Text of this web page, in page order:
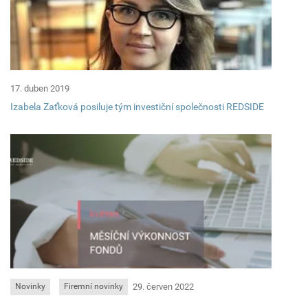
17. duben 2019
Izabela Zaťková posiluje tým investiční společnosti REDSIDE
Novinky Firemní novinky 29. červen 2022